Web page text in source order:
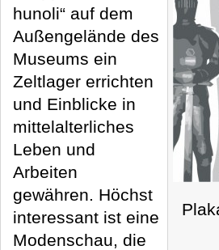
hunoli“ auf dem
Außengelände des
Museums ein
Zeltlager errichten
und Einblicke in
mittelalterliches
Leben und
Arbeiten
gewähren. Höchst
interessant ist eine
Modenschau, die